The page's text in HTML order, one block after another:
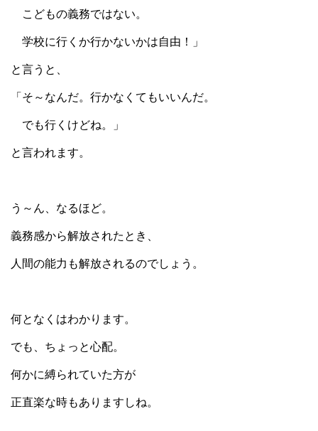
こどもの義務ではない。
学校に行くか行かないかは自由！」
と言うと、
「そ～なんだ。行かなくてもいいんだ。
でも行くけどね。」
と言われます。
う～ん、なるほど。
義務感から解放されたとき、
人間の能力も解放されるのでしょう。
何となくはわかります。
でも、ちょっと心配。
何かに縛られていた方が
正直楽な時もありますしね。